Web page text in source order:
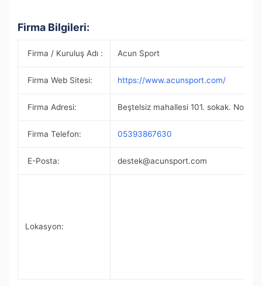
Firma Bilgileri:
Firma / Kuruluş Adı : Acun Sport
Firma Web Sitesi: https://www.acunsport.com/
Firma Adresi: Beştelsiz mahallesi 101. sokak. No:
Firma Telefon: 05393867630
E-Posta: destek@acunsport.com
Lokasyon: